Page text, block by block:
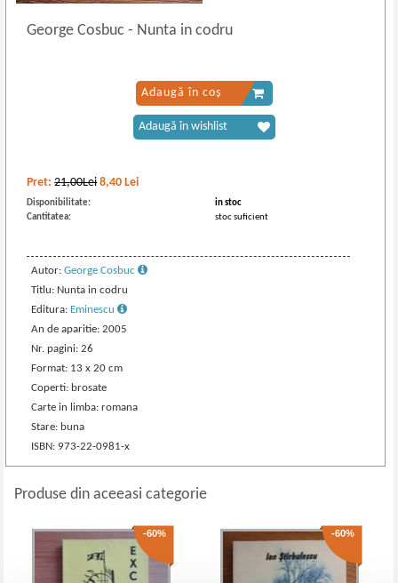
George Cosbuc- Nunta in codru
Pret:21,00Lei 8,40 Lei
Disponibilitate:
in stoc
Cantitatea:
stoc suficient
Autor:George Cosbuc
Titlu: Nunta in codru
Editura: Eminescu
An de aparitie: 2005
Nr. pagini: 26
Format: 13 x 20 cm
Coperti: brosate
Carte in limba: romana
Stare: buna
ISBN: 973-22-0981-x
Adaugă în coș
Adaugă în wishlist
Produse din aceeasi categorie
-60% -60%